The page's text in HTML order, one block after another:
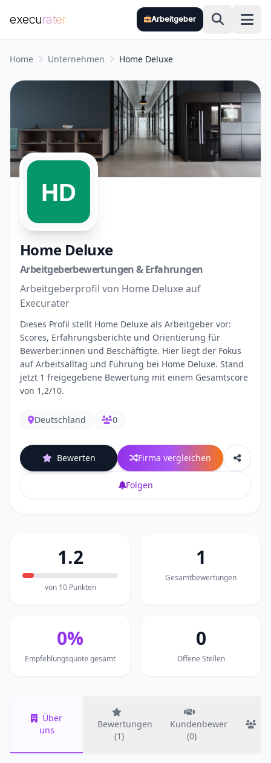
execurater Arbeitgeber
Home Unternehmen Home Deluxe
Home Deluxe
Arbeitgeberbewertungen & Erfahrungen
Arbeitgeberprofil von Home Deluxe auf
Execurater
Dieses Profil stellt Home Deluxe als Arbeitgeber vor:
Scores, Erfahrungsberichte und Orientierung für
Bewerber:innen und Beschäftigte. Hier liegt der Fokus
auf Arbeitsalltag und Führung bei Home Deluxe. Stand
jetzt 1 freigegebene Bewertung mit einem Gesamtscore
von 1,2/10.
Deutschland 0
Bewerten Firma vergleichen
Folgen
1.2
von 10 Punkten
1
Gesamtbewertungen
0%
Empfehlungsquote gesamt
0
Offene Stellen
Über
uns
Bewertungen
(1)
Kundenbewertungen
(0)